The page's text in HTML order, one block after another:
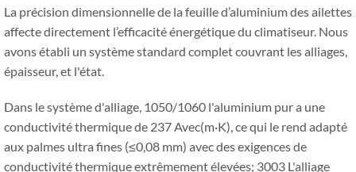
La précision dimensionnelle de la feuille d’aluminium des ailettes
affecte directement l’efficacité énergétique du climatiseur. Nous
avons établi un système standard complet couvrant les alliages,
épaisseur, et l'état.
Dans le système d'alliage, 1050/1060 l'aluminium pur a une
conductivité thermique de 237 Avec(m·K), ce qui le rend adapté
aux palmes ultra fines (≤0,08 mm) avec des exigences de
conductivité thermique extrêmement élevées; 3003 L'alliage